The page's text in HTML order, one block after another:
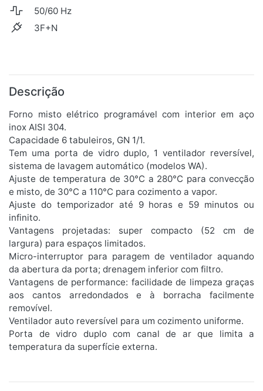
50/60 Hz
3F+N
Descrição
Forno misto elétrico programável com interior em aço
inox AISI 304.
Capacidade 6 tabuleiros, GN 1/1.
Tem uma porta de vidro duplo, 1 ventilador reversível,
sistema de lavagem automático (modelos WA).
Ajuste de temperatura de 30°C a 280°C para convecção
e misto, de 30°C a 110°C para cozimento a vapor.
Ajuste do temporizador até 9 horas e 59 minutos ou
infinito.
Vantagens projetadas: super compacto (52 cm de
largura) para espaços limitados.
Micro-interruptor para paragem de ventilador aquando
da abertura da porta; drenagem inferior com filtro.
Vantagens de performance: facilidade de limpeza graças
aos cantos arredondados e à borracha facilmente
removível.
Ventilador auto reversível para um cozimento uniforme.
Porta de vidro duplo com canal de ar que limita a
temperatura da superfície externa.